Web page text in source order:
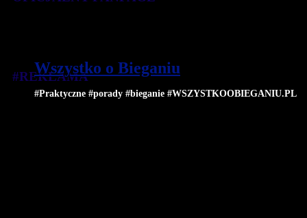
Wszystko o Bieganiu
#Praktyczne #porady #bieganie #WSZYSTKOOBIEGANIU.PL
#REKLAMA